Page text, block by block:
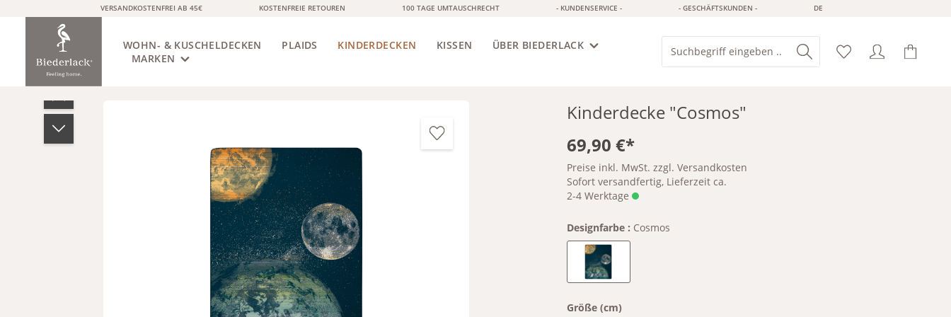
Zur Hauptnavigation springen
VERSANDKOSTENFREI AB 45€ KOSTENFREIE RETOUREN 100 TAGE UMTAUSCHRECHT - KUNDENSERVICE - - GESCHÄFTSKUNDEN - DE
WOHN- & KUSCHELDECKEN PLAIDS
KISSEN
ÜBER BIEDERLACK
MARKEN
Bildergalerie überspringen
Kinderdecke "Cosmos"
69,90 €*
Preise inkl. MwSt. zzgl. Versandkosten
Sofort versandfertig, Lieferzeit ca.
2-4 Werktage
Designfarbe : Cosmos
Cosmos
Größe (cm)